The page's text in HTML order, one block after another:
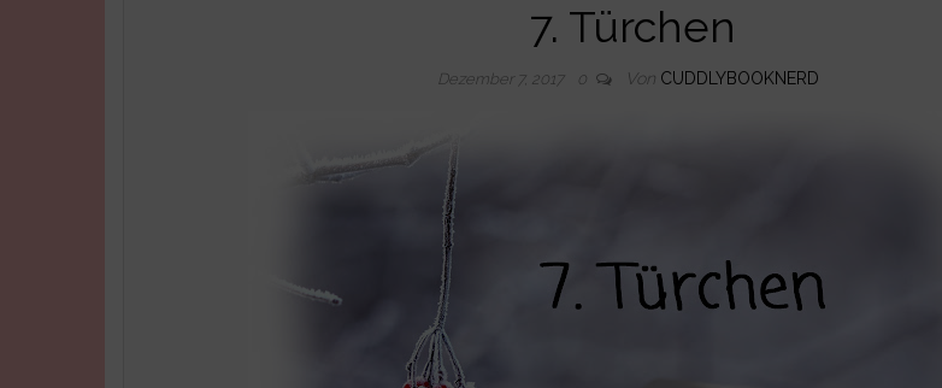
7. Türchen
Dezember 7, 2017 0 Von CUDDLYBOOKNERD